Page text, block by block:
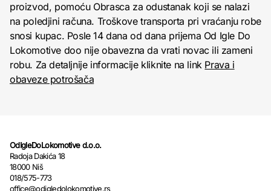
proizvod, pomoću Obrasca za odustanak koji se nalazi
na poledjini računa. Troškove transporta pri vraćanju robe
snosi kupac. Posle 14 dana od dana prijema Od Igle Do
Lokomotive doo nije obavezna da vrati novac ili zameni
robu. Za detaljnije informacije kliknite na link Prava i
obaveze potrošača
OdIgleDoLokomotive d.o.o.
Radoja Dakića 18
18000 Niš
018/575-773
office@odigledolokomotive.rs